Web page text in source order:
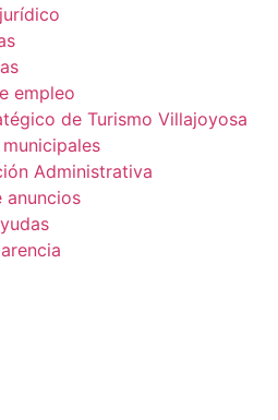
empleo
de Turismo Villajoyosa
Administrativa
anuncios